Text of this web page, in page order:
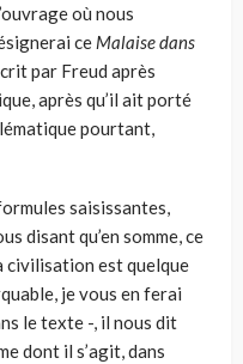
où nous
ce Malaise dans
par Freud après
après qu’il ait porté
pourtant,
saisissantes,
disant qu’en somme, ce
civilisation est quelque
je vous en ferai
le texte -, il nous dit
dont il s’agit, dans